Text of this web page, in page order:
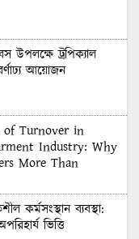
উপলক্ষে ট্রপিক্যাল
আয়োজন
of Turnover in
Industry: Why
More Than
কর্মসংস্থান ব্যবস্থা:
ভিত্তি